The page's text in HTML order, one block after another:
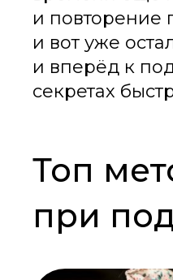
и повторение
и вот уже
и вперёд к
секретах
Топ
при